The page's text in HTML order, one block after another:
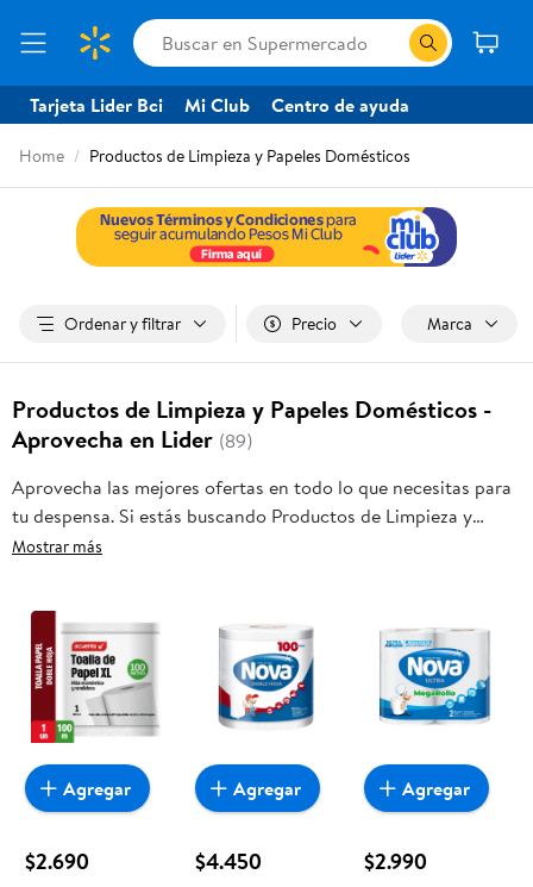
Tarjeta Lider Bci Mi Club Centro de ayuda
Home Productos de Limpieza y Papeles Domésticos
Ordenar y filtrar Precio Marca
Productos de Limpieza y Papeles Domésticos -
Aprovecha en Lider (89)
Aprovecha las mejores ofertas en todo lo que necesitas para
tu despensa. Si estás buscando Productos de Limpieza y
Papeles Domésticos, frutas frescas, carnes, pan o productos
haz que esta oportunidad sea realmente conveniente para ti y
tu familia.
Mostrar más
$2.690
Agregar
$4.450
Agregar
$2.990
Agregar